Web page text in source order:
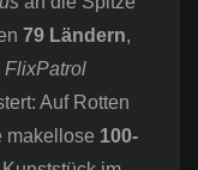
79 Ländern,
FlixPatrol
Auf Rotten
makellose 100-